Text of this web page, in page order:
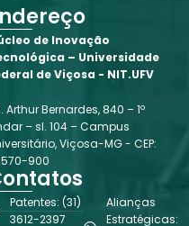
de Inovação
– Universidade
de Viçosa - NIT.UFV
Arthur Bernardes, 840 – 1º
– sl. 104 – Campus
Viçosa-MG - CEP:
900
Patentes: (31)
3612-2397
Alianças
Estratégicas: